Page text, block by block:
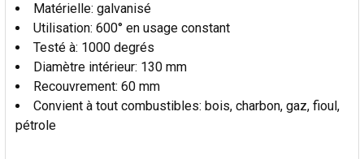
Matérielle: galvanisé
Utilisation: 600° en usage constant
Testé à: 1000 degrés
Diamètre intérieur: 130 mm
Recouvrement: 60 mm
Convient à tout combustibles: bois, charbon, gaz, fioul,
pétrole